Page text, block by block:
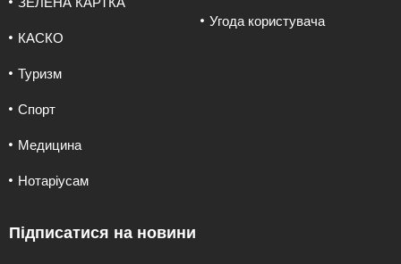
КАСКО
Туризм
Спорт
Медицина
Нотаріусам
Угода користувача
Підписатися на новини